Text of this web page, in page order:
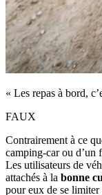
« Les repas à bord,
FAUX
Contrairement à ce
camping‑car ou d’un
Les utilisateurs de
attachés à la bonne
pour eux de se limiter